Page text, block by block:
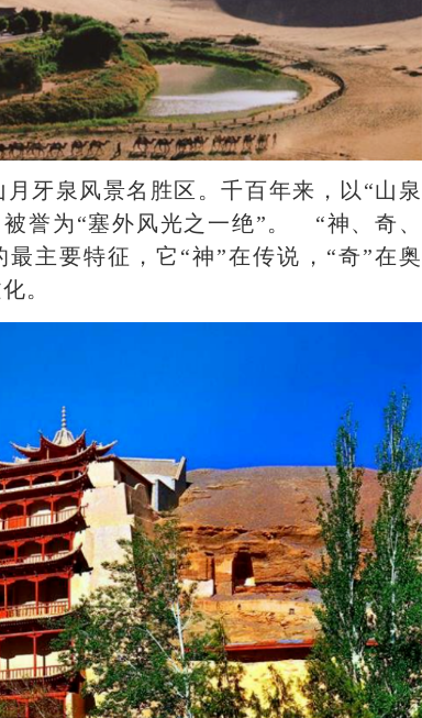
牙泉风景名胜区。千百年来，以“山泉
誉为“塞外风光之一绝”。 “神、奇、
主要特征，它“神”在传说，“奇”在奥
。